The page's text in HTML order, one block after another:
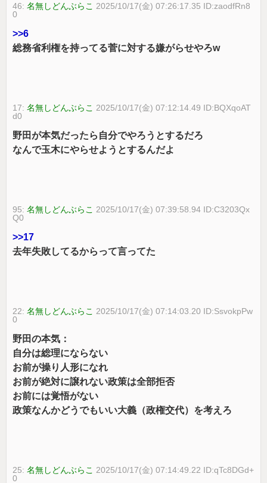
46:名無しどんぶらこ 2025/10/17(金) 07:26:17.35 ID:zaodfRn8
0
>>6
総務省利権を持ってる菅に対する嫌がらせやろw
17:名無しどんぶらこ 2025/10/17(金) 07:12:14.49 ID:BQXqoAT
d0
野田が本気だったら自分でやろうとするだろ
なんで玉木にやらせようとするんだよ
95:名無しどんぶらこ 2025/10/17(金) 07:39:58.94 ID:C3203Qx
Q0
>>17
去年失敗してるからって言ってた
22:名無しどんぶらこ 2025/10/17(金) 07:14:03.20 ID:SsvokpPw
0
野田の本気：
自分は総理にならない
お前が操り人形になれ
お前が絶対に譲れない政策は全部拒否
お前には覚悟がない
政策なんかどうでもいい大義（政権交代）を考えろ
25:名無しどんぶらこ 2025/10/17(金) 07:14:49.22 ID:qTc8DGd+
0